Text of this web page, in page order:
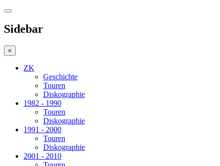
Sidebar
×
ZK
Geschichte
Touren
Diskographie
1982 - 1990
Touren
Diskographie
1991 - 2000
Touren
Diskographie
2001 - 2010